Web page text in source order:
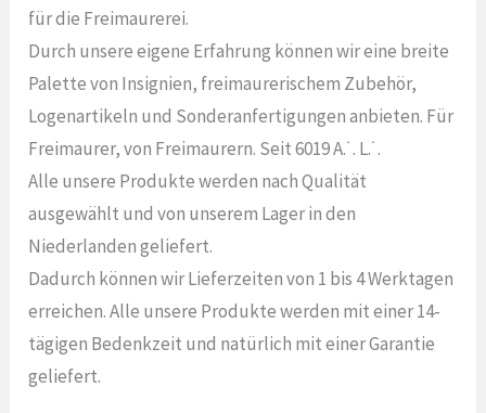
für die Freimaurerei.
Durch unsere eigene Erfahrung können wir eine breite
Palette von Insignien, freimaurerischem Zubehör,
Logenartikeln und Sonderanfertigungen anbieten. Für
Freimaurer, von Freimaurern. Seit 6019 A.˙. L.˙.
Alle unsere Produkte werden nach Qualität
ausgewählt und von unserem Lager in den
Niederlanden geliefert.
Dadurch können wir Lieferzeiten von 1 bis 4 Werktagen
erreichen. Alle unsere Produkte werden mit einer 14-
tägigen Bedenkzeit und natürlich mit einer Garantie
geliefert.